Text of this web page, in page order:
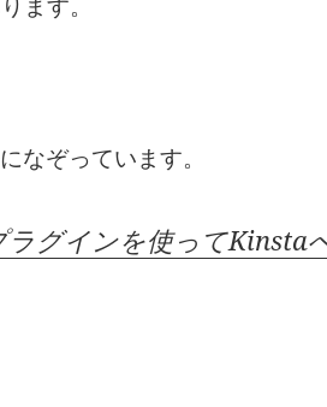
なぞっています。
グインを使ってKinsta